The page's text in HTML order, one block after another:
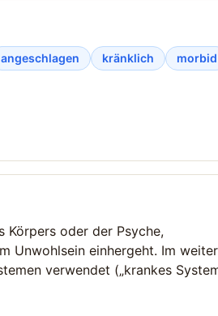
angeschlagen kränklich morbid
Körpers oder der Psyche,
Unwohlsein einhergeht. Im
verwendet („krankes